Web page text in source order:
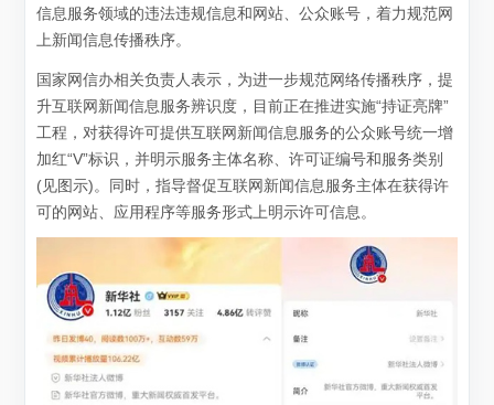
信息服务领域的违法违规信息和网站、公众账号，着力规范网
上新闻信息传播秩序。
国家网信办相关负责人表示，为进一步规范网络传播秩序，提
升互联网新闻信息服务辨识度，目前正在推进实施“持证亮牌”
工程，对获得许可提供互联网新闻信息服务的公众账号统一增
加红“V”标识，并明示服务主体名称、许可证编号和服务类别
(见图示)。同时，指导督促互联网新闻信息服务主体在获得许
可的网站、应用程序等服务形式上明示许可信息。